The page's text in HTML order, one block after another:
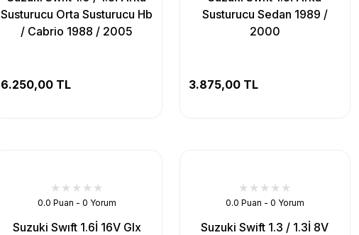
Susturucu Orta Susturucu Hb
/ Cabrio 1988 / 2005
6.250,00 TL
Susturucu Sedan 1989 /
2000
3.875,00 TL
0.0 Puan - 0 Yorum
Suzuki Swıft 1.6İ 16V Glx
0.0 Puan - 0 Yorum
Suzuki Swift 1.3 / 1.3İ 8V